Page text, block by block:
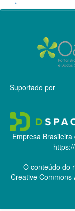
Suportado por
Empresa
O conteúdo do
Creative Commons